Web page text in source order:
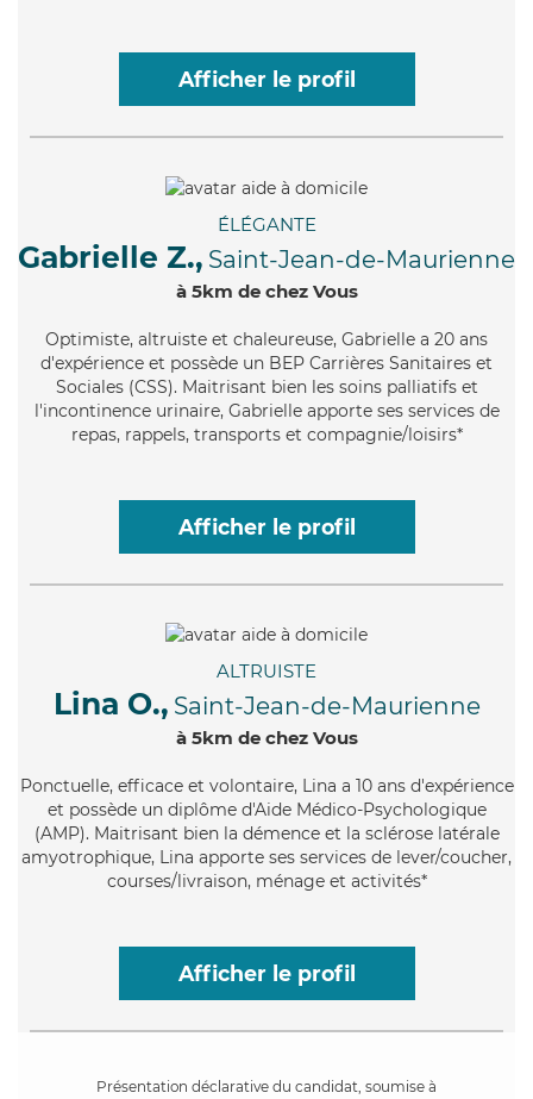
Afficher le profil
ÉLÉGANTE
Gabrielle Z., Saint-Jean-de-Maurienne
à 5km de chez Vous
Optimiste, altruiste et chaleureuse, Gabrielle a 20 ans
d'expérience et possède un BEP Carrières Sanitaires et
Sociales (CSS). Maitrisant bien les soins palliatifs et
l'incontinence urinaire, Gabrielle apporte ses services de
repas, rappels, transports et compagnie/loisirs*
Afficher le profil
ALTRUISTE
Lina O., Saint-Jean-de-Maurienne
à 5km de chez Vous
Ponctuelle, efficace et volontaire, Lina a 10 ans d'expérience
et possède un diplôme d'Aide Médico-Psychologique
(AMP). Maitrisant bien la démence et la sclérose latérale
amyotrophique, Lina apporte ses services de lever/coucher,
courses/livraison, ménage et activités*
Afficher le profil
Présentation déclarative du candidat, soumise à